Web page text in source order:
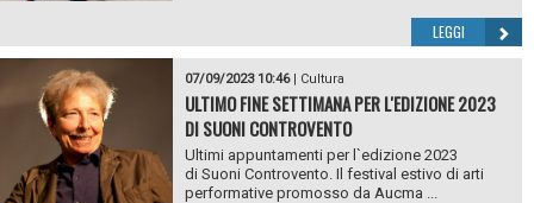
LEGGI
07/09/2023 10:46| Cultura
ULTIMO FINE SETTIMANA PER L'EDIZIONE 2023
DI SUONI CONTROVENTO
Ultimi appuntamenti per l`edizione 2023
di Suoni Controvento. Il festival estivo di arti
performative promosso da Aucma ...